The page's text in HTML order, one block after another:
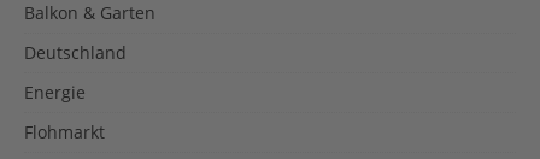
Balkon & Garten
Deutschland
Energie
Flohmarkt